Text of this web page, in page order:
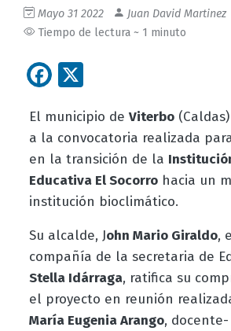
Mayo 31 2022
Juan David Martinez
Tiempo de lectura ~ 1 minuto
Facebook
El municipio de Viterbo
a la convocatoria realizada
en la transición de la
Educativa El Socorrohacia un
institución bioclimático.
Su alcalde, John Mario Giraldo,
compañía de la secretaria de
Stella Idárraga, ratifica su
el proyecto en reunión
María Eugenia Arango, docente-